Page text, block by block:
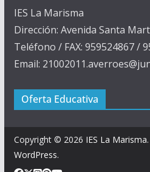
IES La Marisma
Dirección: Avenida Santa
Teléfono / FAX: 959524867 /
Email:
Oferta Educativa
Copyright © 2026 IES La Marisma
WordPress.